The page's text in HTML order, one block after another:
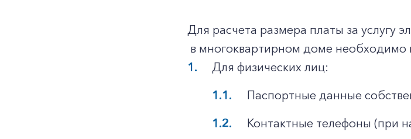
Для расчета размера платы за
в многоквартирном доме необходимо
Для физических лиц:
Паспортные данные
Контактные телефоны (при